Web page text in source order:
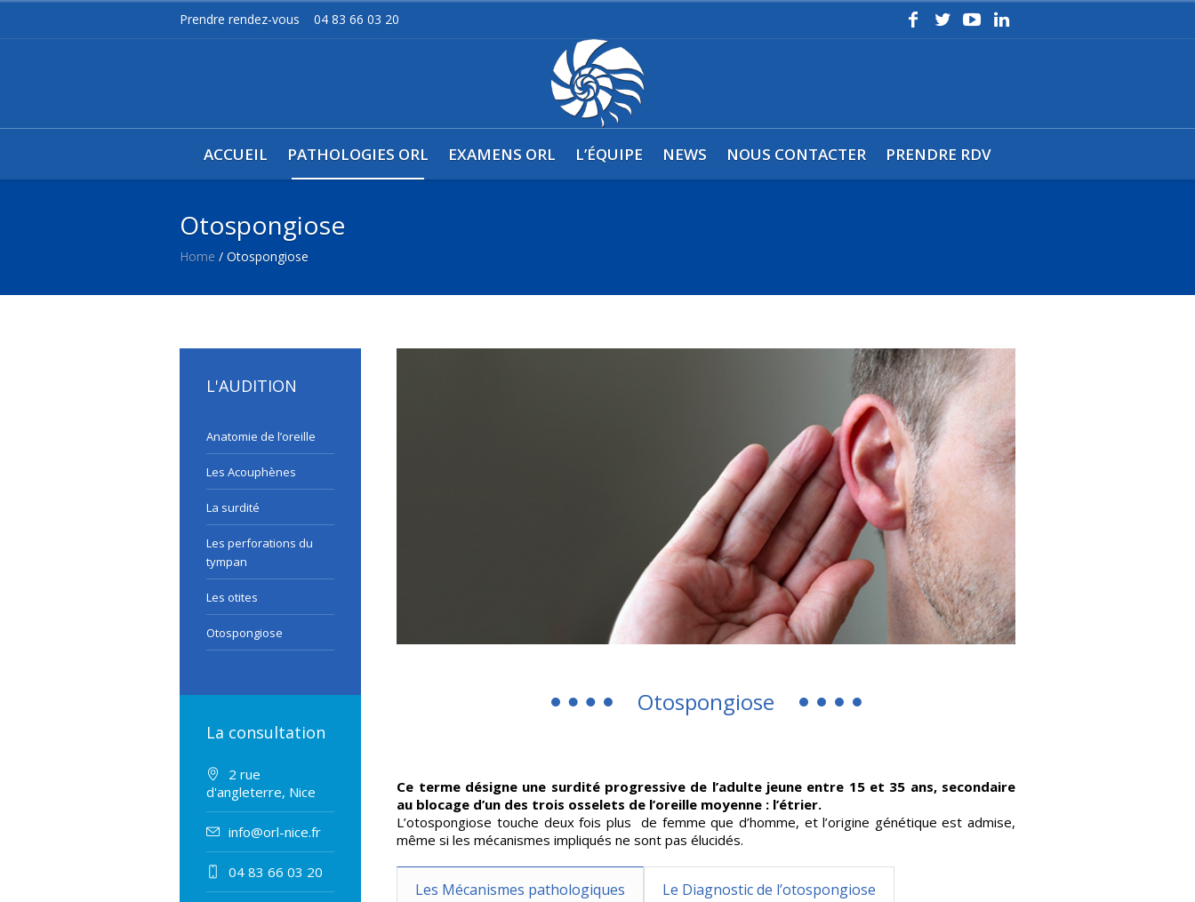
Prendre rendez-vous 04 83 66 03 20
ACCUEIL PATHOLOGIES ORL EXAMENS ORL L’ÉQUIPE NEWS NOUS CONTACTER PRENDRE RDV
Otospongiose
Home / Otospongiose
Otospongiose
Ce terme désigne une surdité progressive de l’adulte jeune entre 15 et 35 ans, secondaire
au blocage d’un des trois osselets de l’oreille moyenne : l’étrier.
L’otospongiose touche deux fois plus de femme que d’homme, et l’origine génétique est admise,
même si les mécanismes impliqués ne sont pas élucidés.
Les Mécanismes pathologiques Le Diagnostic de l’otospongiose
L'AUDITION
Anatomie de l’oreille
Les Acouphènes
La surdité
Les perforations du
tympan
Les otites
Otospongiose
La consultation
2 rue
d'angleterre, Nice
info@orl-nice.fr
04 83 66 03 20